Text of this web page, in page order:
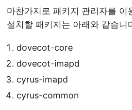
마찬가지로 패키지 관리자를 이
설치할 패키지는 아래와 같습니
dovecot-core
dovecot-imapd
cyrus-imapd
cyrus-common